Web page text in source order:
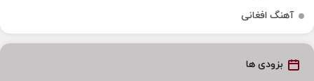
آهنگ افغانی
بزودی ها